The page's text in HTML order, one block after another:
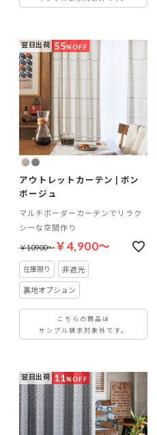
翌日出荷 55%OFF
アウトレットカーテン | ボン
ボージュ
マルチボーダーカーテンでリラク
シーな空間作り
￥10900～￥4,900～
非遮光
裏地オプション
こちらの商品は
サンプル請求対象外です。
翌日出荷 11%OFF